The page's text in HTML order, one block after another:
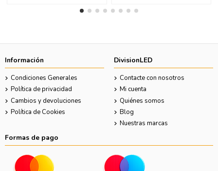
Información
Condiciones Generales
Política de privacidad
Cambios y devoluciones
Política de Cookies
DivisionLED
Contacte con nosotros
Mi cuenta
Quiénes somos
Blog
Nuestras marcas
Formas de pago